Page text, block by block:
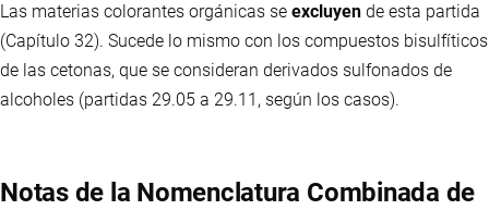
Las materias colorantes orgánicas se excluyen de esta partida
(Capítulo 32). Sucede lo mismo con los compuestos bisulfíticos
de las cetonas, que se consideran derivados sulfonados de
alcoholes (partidas 29.05 a 29.11, según los casos).
Notas de la Nomenclatura Combinada de